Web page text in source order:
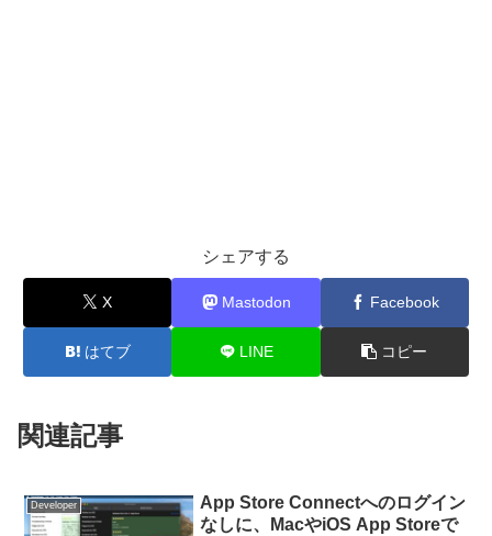
シェアする
X Mastodon Facebook
はてブ LINE コピー
関連記事
Developer
App Store Connectへのログイン
なしに、MacやiOS App Storeで